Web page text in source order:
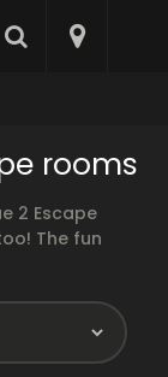
rooms
2 Escape
The fun